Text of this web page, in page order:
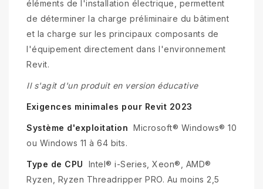
éléments de l'installation électrique, permettent
de déterminer la charge préliminaire du bâtiment
et la charge sur les principaux composants de
l'équipement directement dans l'environnement
Revit.
Il s'agit d'un produit en version éducative
Exigences minimales pour Revit 2023
Système d'exploitation Microsoft® Windows® 10
ou Windows 11 à 64 bits.
Type de CPU
Intel® i-Series, Xeon®, AMD®
Ryzen, Ryzen Threadripper PRO. Au moins 2,5